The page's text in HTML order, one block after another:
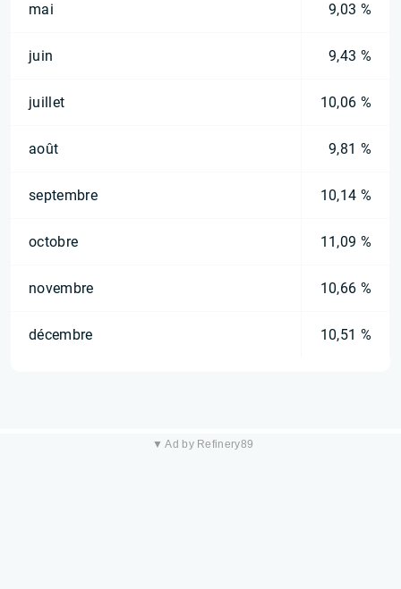
mai 9,03 %
juin 9,43 %
juillet 10,06 %
août 9,81 %
septembre 10,14 %
octobre 11,09 %
novembre 10,66 %
décembre 10,51 %
▼ Ad by Refinery89